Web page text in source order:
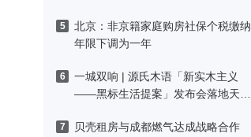
5
北京：非京籍家庭购房社保个税缴纳
年限下调为一年
6
一城双响 | 源氏木语「新实木主义
——黑标生活提案」发布会落地天
7
贝壳租房与成都燃气达成战略合作